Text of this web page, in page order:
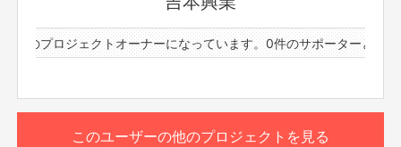
のプロジェクトオーナーになっています。0件のサポーターと73件
※こちらのリターンは11/22(土)23:59までお買い求め頂け
ます。
もっと見る
このリターンを購入する
このユーザーの他のプロジェクトを見る